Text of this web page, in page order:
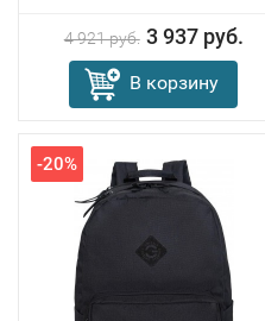
4 921 руб. 3 937 руб.
В корзину
-20%